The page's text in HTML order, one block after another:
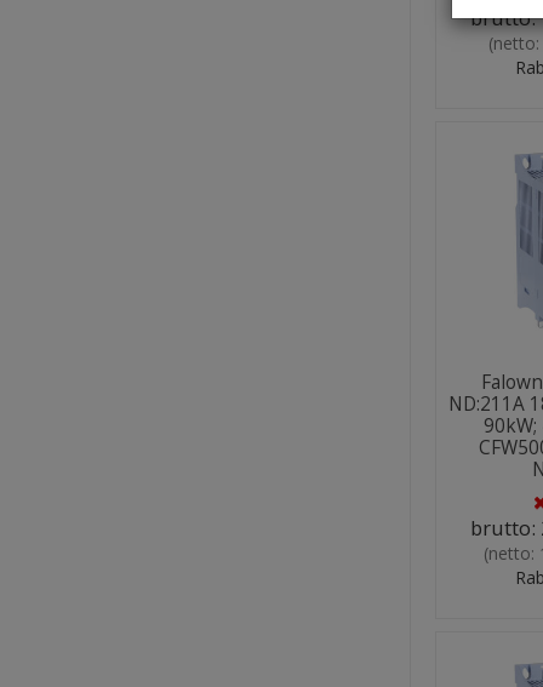
brutto:
(netto:
ND:211A
90kW;
brutto:
(netto: